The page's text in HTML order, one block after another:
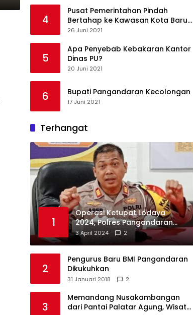
4
Pusat Pemerintahan Pindah
Bertahap ke Kawasan Kota Baru
Pangandaran
26 Juni 2021
5
Apa Penyebab Kebakaran Kantor
Dinas PU?
20 Juni 2021
6 Bupati Pangandaran Kecolongan
17 Juni 2021
Terhangat
1
Operasi Ketupat Lodaya
2024, Polres Pangandaran
Dirikan 12 Pos Pengamanan
3 April 2024 2
2
Pengurus Baru BMI Pangandaran
Dikukuhkan
31 Januari 2018 2
3
Memandang Nusakambangan
dari Pantai Palatar Agung, Wisata